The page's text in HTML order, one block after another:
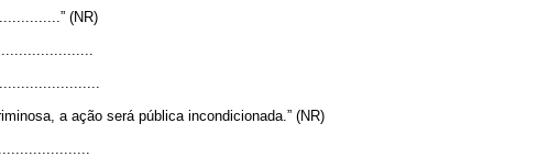
(NR)
a ação será pública incondicionada.” (NR)